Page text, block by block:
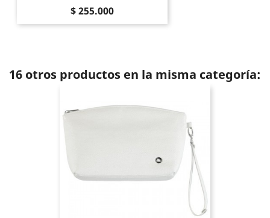
Precio
$ 255.000
16 otros productos en la misma categoría: